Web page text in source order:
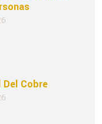
Del Cobre